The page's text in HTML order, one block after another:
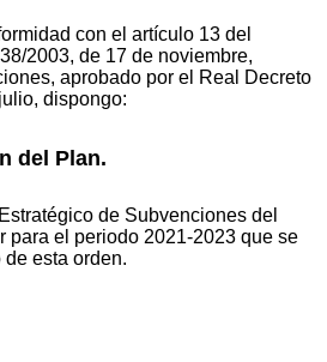
con el artículo 13 del
2003, de 17 de noviembre,
aprobado por el Real Decreto
dispongo:
del Plan.
de Subvenciones del
para el periodo 2021-2023 que se
esta orden.